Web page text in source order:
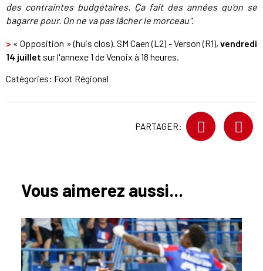
des contraintes budgétaires. Ça fait des années qu'on se
bagarre pour. On ne va pas lâcher le morceau".
> « Opposition » (huis clos). SM Caen (L2) - Verson (R1), vendredi
14 juillet sur l'annexe 1 de Venoix à 18 heures.
Catégories: Foot Régional
PARTAGER:
Vous aimerez aussi...